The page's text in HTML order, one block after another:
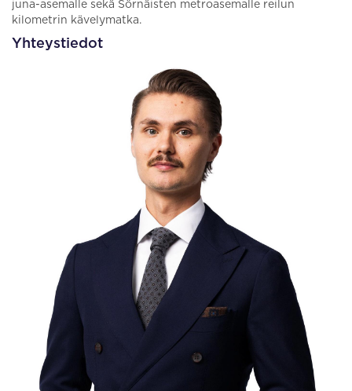
juna-asemalle sekä Sörnäisten metroasemalle reilun
kilometrin kävelymatka.
Yhteystiedot